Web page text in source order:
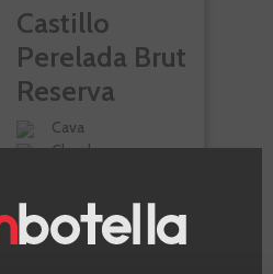
Castillo
Perelada Brut
Reserva
Cava
Chardonnay